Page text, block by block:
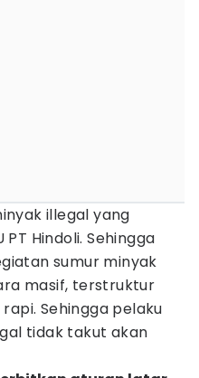
illegal yang
Hindoli. Sehingga
sumur minyak
masif, terstruktur
Sehingga pelaku
tidak takut akan